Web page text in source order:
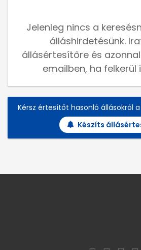
Jelenleg nincs a
álláshirdetésünk.
állásértesítőre és
emailben, ha felkerül
Kérsz értesítőt hasonló állásokról
Készíts